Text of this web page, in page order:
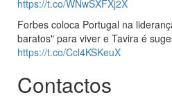
https://t.co/WNwSXFXj2X
Forbes coloca Portugal na
baratos" para viver e Tavira é
https://t.co/Ccl4KSKeuX
Contactos